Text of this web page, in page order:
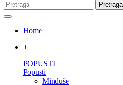
Pretraga
Home
+
POPUSTI
Popusti
Minđuše